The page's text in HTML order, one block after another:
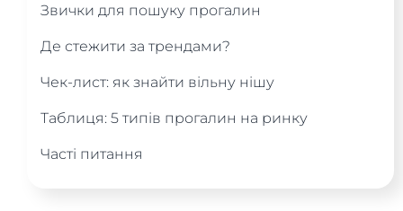
Звички для пошуку прогалин
Де стежити за трендами?
Чек-лист: як знайти вільну нішу
Таблиця: 5 типів прогалин на ринку
Часті питання